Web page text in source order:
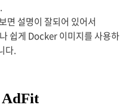
면 설명이 잘되어 있어서
쉽게 Docker 이미지를 사용하
다.